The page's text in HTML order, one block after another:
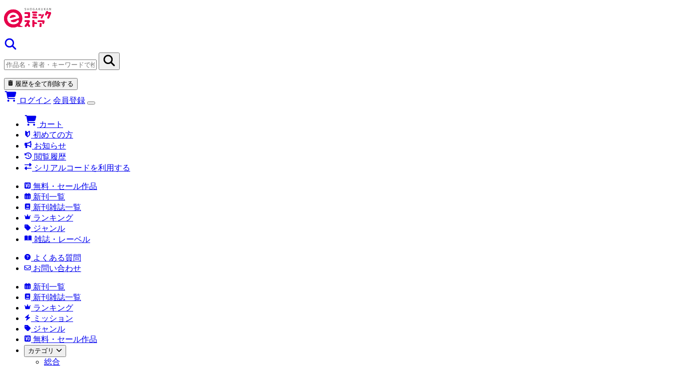
履歴を全て削除する
ログイン 会員登録
カート
初めての方
お知らせ
閲覧履歴
シリアルコードを利用する
無料・セール作品
新刊一覧
新刊雑誌一覧
ランキング
ジャンル
雑誌・レーベル
よくある質問
お問い合わせ
新刊一覧
新刊雑誌一覧
ランキング
ミッション
ジャンル
無料・セール作品
カテゴリ
総合